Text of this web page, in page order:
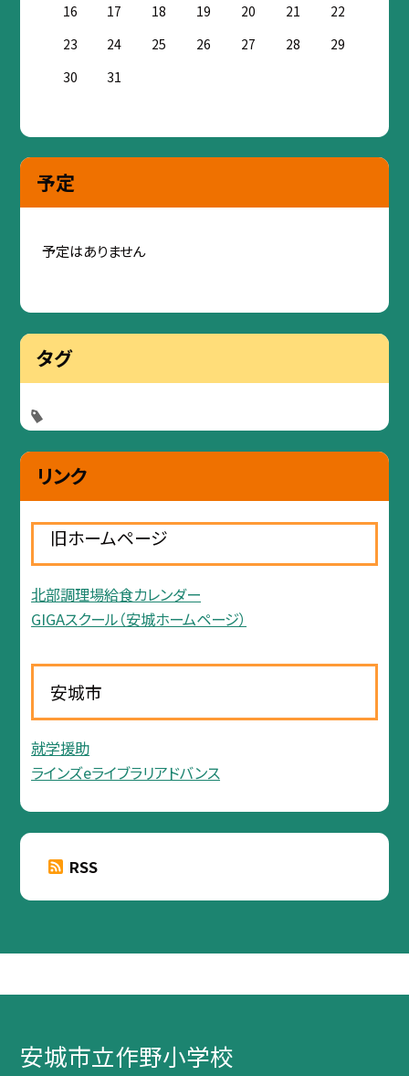
16
17 18 19 20 21
22
23
24 25 26 27 28
29
30
31
予定
予定はありません
タグ
リンク
旧ホームページ
北部調理場給食カレンダー
GIGAスクール（安城ホームページ）
安城市
就学援助
ラインズeライブラリアドバンス
RSS
安城市立作野小学校